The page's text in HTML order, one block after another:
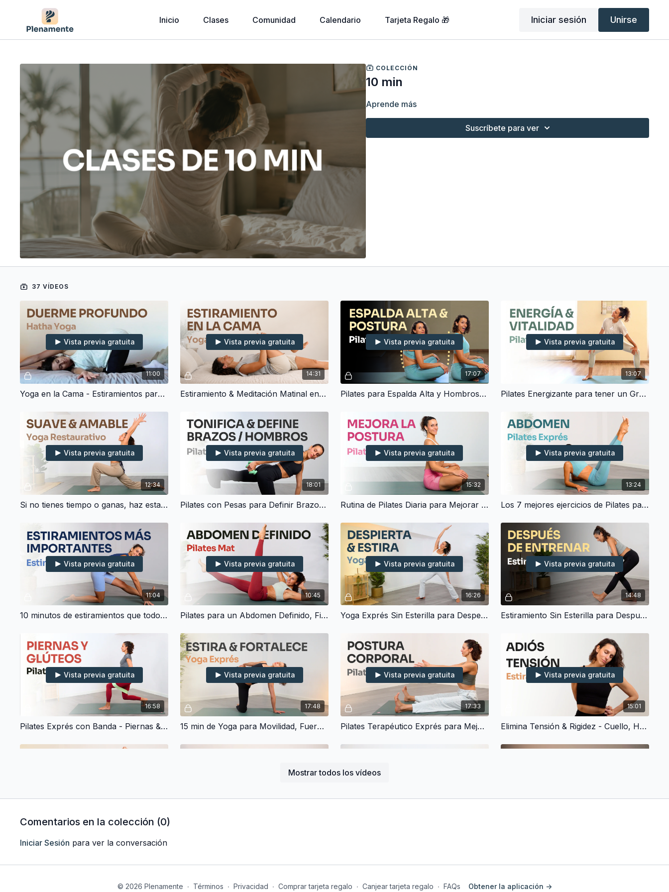
Inicio Clases Comunidad Calendario Tarjeta Regalo 🎁 Iniciar sesión Unirse
COLECCIÓN
10 min
Aprende más
Suscríbete para ver
37 VÍDEOS
Mostrar todos los vídeos
11:00
Vista previa gratuita
Yoga en la Cama - Estiramientos para Dormir Profundo (10 min)
14:31
Vista previa gratuita
Estiramiento & Meditación Matinal en la Cama (15 min)
17:07
Vista previa gratuita
Pilates para Espalda Alta y Hombros - Fortalece & Mejora la Postura (15 min)
13:07
Vista previa gratuita
Pilates Energizante para tener un Gran Día (12 min)
12:34
Vista previa gratuita
Si no tienes tiempo o ganas, haz esta clase de yoga (10 min)
18:01
Vista previa gratuita
Pilates con Pesas para Definir Brazos & Hombros (15 min)
15:32
Vista previa gratuita
Rutina de Pilates Diaria para Mejorar la Postura Corporal (15 min)
13:24
Vista previa gratuita
Los 7 mejores ejercicios de Pilates para hacer a diario (10 min)
11:04
Vista previa gratuita
10 minutos de estiramientos que todo el mundo debería hacer
10:45
Vista previa gratuita
Pilates para un Abdomen Definido, Firme y Tonificado (10 min)
16:26
Vista previa gratuita
Yoga Exprés Sin Esterilla para Despertar y Estirar Todo el Cuerpo (15 min)
14:48
Vista previa gratuita
Estiramiento Sin Esterilla para Después de Entrenar - Todo el Cuerpo (15 min)
16:58
Vista previa gratuita
Pilates Exprés con Banda - Piernas & Glúteos. Clase Exprés (15 min)
17:48
Vista previa gratuita
15 min de Yoga para Movilidad, Fuerza y Estiramiento Profundo
17:33
Vista previa gratuita
Pilates Terapéutico Exprés para Mejorar la Postura & Corregir la Hipercifosis (15 min)
15:01
Vista previa gratuita
Elimina Tensión & Rigidez - Cuello, Hombros y Espalda Alta (15 min)
13:40
Yoga por la Mañana - Tu clase perfecta para Despertar (10 min)
Comentarios en la colección (0)
Iniciar Sesión para ver la conversación
© 2026 Plenamente ∙ Términos ∙ Privacidad ∙ Comprar tarjeta regalo ∙ Canjear tarjeta regalo ∙ FAQs Obtener la aplicación ->